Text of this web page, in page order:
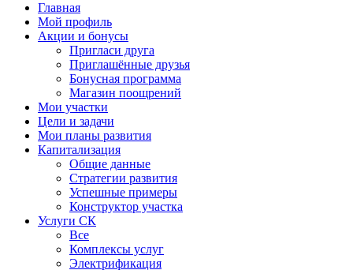
Главная
Мой профиль
Акции и бонусы
Пригласи друга
Приглашённые друзья
Бонусная программа
Магазин поощрений
Мои участки
Цели и задачи
Мои планы развития
Капитализация
Общие данные
Стратегии развития
Успешные примеры
Конструктор участка
Услуги СК
Все
Комплексы услуг
Электрификация